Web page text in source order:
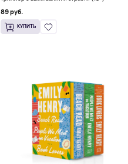
89 руб.
КУПИТЬ